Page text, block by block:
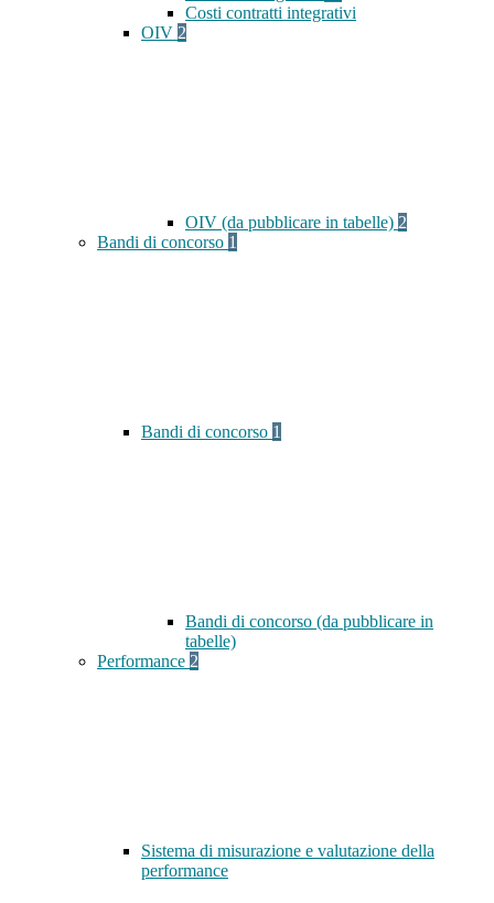
Costi contratti integrativi
OIV 2
OIV (da pubblicare in tabelle) 2
Bandi di concorso 1
Bandi di concorso 1
Bandi di concorso (da pubblicare in
tabelle)
Performance 2
Sistema di misurazione e valutazione della
performance